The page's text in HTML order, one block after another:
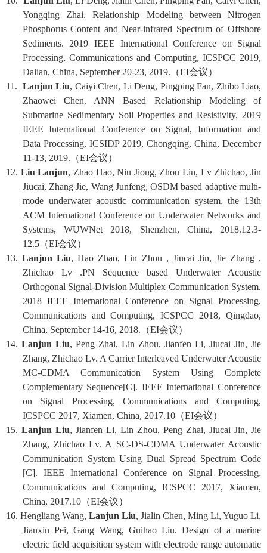
Yongqing Zhai. Relationship Modeling between Nitrogen
Phosphorus Content and Near-infrared Spectrum of Offshore
Sediments. 2019 IEEE International Conference on Signal
Processing, Communications and Computing, ICSPCC 2019,
Dalian, China, September 20-23, 2019. （EI会议）
11. Lanjun Liu, Caiyi Chen, Li Deng, Pingping Fan, Zhibo Liao,
Zhaowei Chen. ANN Based Relationship Modeling of
Submarine Sedimentary Soil Properties and Resistivity. 2019
IEEE International Conference on Signal, Information and
Data Processing, ICSIDP 2019, Chongqing, China, December
11-13, 2019. （EI会议）
12. Liu Lanjun, Zhao Hao, Niu Jiong, Zhou Lin, Lv Zhichao, Jin
Jiucai, Zhang Jie, Wang Junfeng, OSDM based adaptive multi-
mode underwater acoustic communication system, the 13th
ACM International Conference on Underwater Networks and
Systems, WUWNet 2018, Shenzhen, China, 2018.12.3-
12.5（EI会议）
13.Lanjun Liu, Hao Zhao, Lin Zhou , Jiucai Jin, Jie Zhang ,
Zhichao Lv .PN Sequence based Underwater Acoustic
Orthogonal Signal-Division Multiplex Communication System.
2018 IEEE International Conference on Signal Processing,
Communications and Computing, ICSPCC 2018, Qingdao,
China, September 14-16, 2018. （EI会议）
14. Lanjun Liu, Peng Zhai, Lin Zhou, Jianfen Li, Jiucai Jin, Jie
Zhang, Zhichao Lv. A Carrier Interleaved Underwater Acoustic
MC-CDMA Communication System Using Complete
Complementary Sequence[C]. IEEE International Conference
on Signal Processing, Communications and Computing,
ICSPCC 2017, Xiamen, China, 2017.10（EI会议）
15. Lanjun Liu, Jianfen Li, Lin Zhou, Peng Zhai, Jiucai Jin, Jie
Zhang, Zhichao Lv. A SC-DS-CDMA Underwater Acoustic
Communication System Using Dual Spread Spectrum Code
[C]. IEEE International Conference on Signal Processing,
Communications and Computing, ICSPCC 2017, Xiamen,
China, 2017.10（EI会议）
16. Hengliang Wang, Lanjun Liu, Jialin Chen, Ming Li, Yuguo Li,
Jianxin Pei, Gang Wang, Guihao Liu. Design of a marine
electric field acquisition system with electrode range automatic